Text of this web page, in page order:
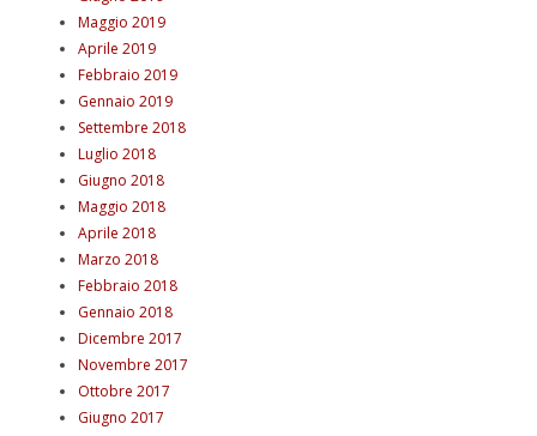
Maggio 2019
Aprile 2019
Febbraio 2019
Gennaio 2019
Settembre 2018
Luglio 2018
Giugno 2018
Maggio 2018
Aprile 2018
Marzo 2018
Febbraio 2018
Gennaio 2018
Dicembre 2017
Novembre 2017
Ottobre 2017
Giugno 2017